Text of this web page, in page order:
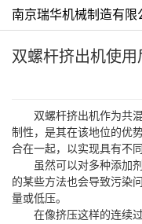
南京瑞华机械制造有限
双螺杆挤出机使用
双螺杆挤出机作为共
制性，是其在该地位的优
合在一起，以实现具有不
虽然可以对多种添加
的某些方法也会导致污染
量或低压。
在像挤压这样的连续